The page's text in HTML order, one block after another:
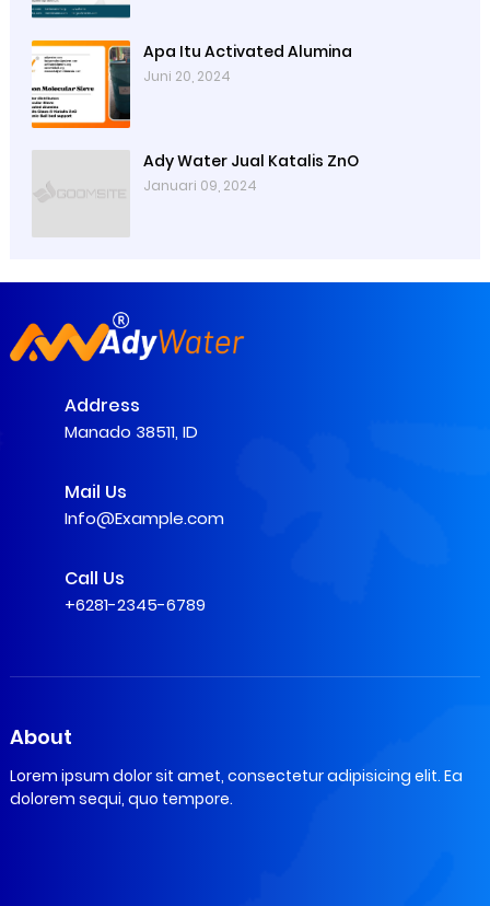
Apa Itu Activated Alumina
Juni 20, 2024
Ady Water Jual Katalis ZnO
Januari 09, 2024
Address
Manado 38511, ID
Mail Us
Info@Example.com
Call Us
+6281-2345-6789
About
Lorem ipsum dolor sit amet, consectetur adipisicing elit. Ea
dolorem sequi, quo tempore.